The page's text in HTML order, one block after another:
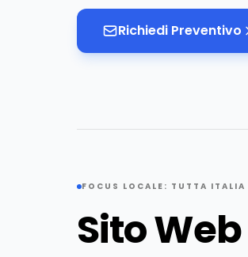
Richiedi Preventivo
FOCUS LOCALE: TUTTA ITALIA
Sito